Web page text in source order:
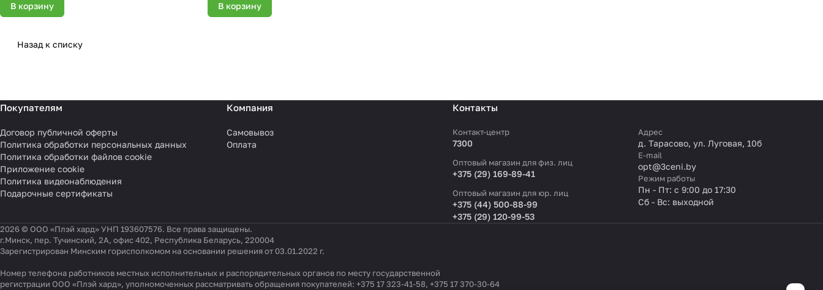
В корзину В корзину
Назад к списку
Покупателям
Договор публичной оферты
Политика обработки персональных данных
Политика обработки файлов cookie
Приложение cookie
Политика видеонаблюдения
Подарочные сертификаты
Компания
Самовывоз
Оплата
Контакты
Контакт-центр
7300
Оптовый магазин для физ. лиц
+375 (29) 169-89-41
Оптовый магазин для юр. лиц
+375 (44) 500-88-99
+375 (29) 120-99-53
Адрес
д. Тарасово, ул. Луговая, 10б
E-mail
opt@3ceni.by
Режим работы
Пн - Пт: с 9:00 до 17:30
Сб - Вс: выходной
2026 © ООО «Плэй хард» УНП 193607576. Все права защищены.
г.Минск, пер. Тучинский, 2А, офис 402, Республика Беларусь, 220004
Зарегистрирован Минским горисполкомом на основании решения от 03.01.2022 г.
Номер телефона работников местных исполнительных и распорядительных органов по месту государственной
регистрации ООО «Плэй хард», уполномоченных рассматривать обращения покупателей: +375 17 323-41-58, +375 17 370-30-64